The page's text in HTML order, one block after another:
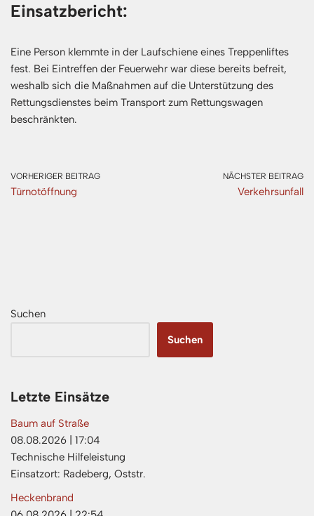
Einsatzbericht:
Eine Person klemmte in der Laufschiene eines Treppenliftes
fest. Bei Eintreffen der Feuerwehr war diese bereits befreit,
weshalb sich die Maßnahmen auf die Unterstützung des
Rettungsdienstes beim Transport zum Rettungswagen
beschränkten.
VORHERIGER BEITRAG
Türnotöffnung
NÄCHSTER BEITRAG
Verkehrsunfall
Suchen
Suchen
Letzte Einsätze
Baum auf Straße
08.08.2026
17:04
Technische Hilfeleistung
Einsatzort: Radeberg, Oststr.
Heckenbrand